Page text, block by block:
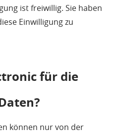
ist freiwillig. Sie haben
Einwilligung zu
für die
können nur von der